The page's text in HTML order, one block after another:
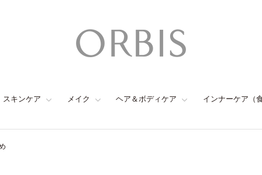
スキンケア メイク ヘア＆ボディケア インナーケア（